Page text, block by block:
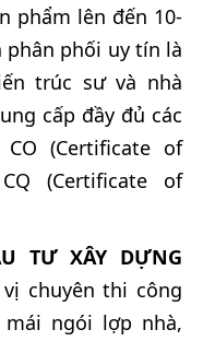
phẩm lên đến 10-
phân phối uy tín là
trúc sư và nhà
cấp đầy đủ các
(Certificate of
(Certificate of
TƯ XÂY DỰNG
chuyên thi công
ngói lợp nhà,